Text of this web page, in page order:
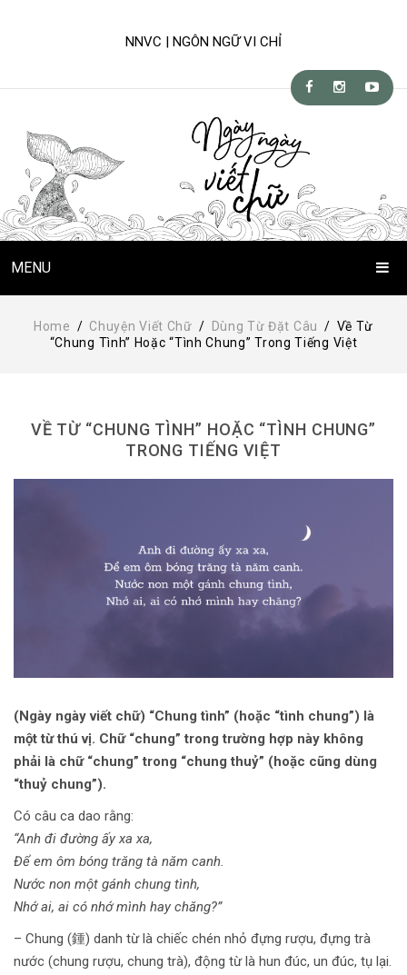
NNVC | NGÔN NGỮ VI CHỈ
MENU
Trang Chủ
Chuyện Viết Chữ
Dùng từ đặt câu
Người Việt với tiếng Việt
Thư Viện Chữ
Sách Chữ viết
Sách Chữ đọc
Về Chúng Tôi
Home / Chuyện Viết Chữ / Dùng Từ Đặt Câu / Về Từ
“chung Tình” Hoặc “tình Chung” Trong Tiếng Việt
VỀ TỪ “CHUNG TÌNH” HOẶC “TÌNH CHUNG”
TRONG TIẾNG VIỆT
(Ngày ngày viết chữ) “Chung tình” (hoặc “tình chung”) là
một từ thú vị. Chữ “chung” trong trường hợp này không
phải là chữ “chung” trong “chung thuỷ” (hoặc cũng dùng
“thuỷ chung”).
Có câu ca dao rằng:
“Anh đi đường ấy xa xa,
Để em ôm bóng trăng tà năm canh.
Nước non một gánh chung tình,
Nhớ ai, ai có nhớ mình hay chăng?”
– Chung (鍾) danh từ là chiếc chén nhỏ đựng rượu, đựng trà
nước (chung rượu, chung trà), động từ là hun đúc, un đúc, tụ lại.